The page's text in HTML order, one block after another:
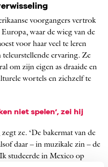
voorgangers vertrok
waar de wieg van de
voor haar veel te leren
ervaring. Ze
om zijn eigen as draaide en
wortels en zichzelf te
niet spelen’, zei hij
ze. ‘De bakermat van de
daar – in muzikale zin – de
studeerde in Mexico op